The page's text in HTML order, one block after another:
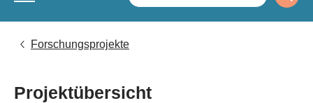
Forschungsprojekte
Projektübersicht